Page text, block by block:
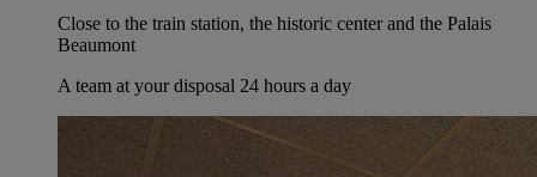
Close to the train station, the historic center and the Palais
Beaumont
A team at your disposal 24 hours a day